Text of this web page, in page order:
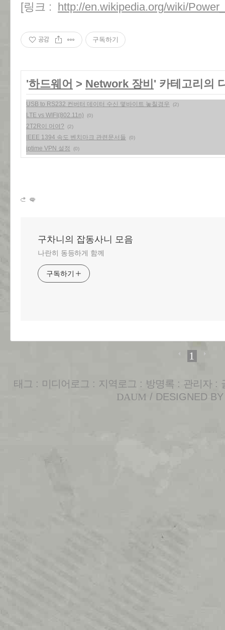
[링크 : http://en.wikipedia.org/wiki/
공감 구독하기
'하드웨어 > Network 장비 ' 카테고리의
USB to RS232 컨버터 데이터 수신 몇바이트 놓칠경우 (2)
LTE vs WIFI(802.11n) (0)
2T2R이 머여? (2)
IEEE 1394 속도 벤치마크 관련문서들 (0)
iptime VPN 설정 (0)
구차니의 잡동사니 모음
나란히 동등하게 함께
구독하기
1
태그 : 미디어로그 : 지역로그 : 방명록 : 관리자 :
DAUM / DESIGNED